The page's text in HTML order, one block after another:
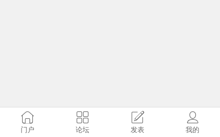
门户 论坛 发表 我的